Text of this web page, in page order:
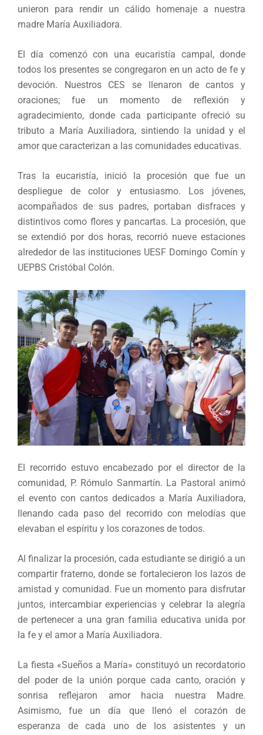
unieron para rendir un cálido homenaje a nuestra
madre María Auxiliadora.
El día comenzó con una eucaristía campal, donde
todos los presentes se congregaron en un acto de fe y
devoción. Nuestros CES se llenaron de cantos y
oraciones; fue un momento de reflexión y
agradecimiento, donde cada participante ofreció su
tributo a María Auxiliadora, sintiendo la unidad y el
amor que caracterizan a las comunidades educativas.
Tras la eucaristía, inició la procesión que fue un
despliegue de color y entusiasmo. Los jóvenes,
acompañados de sus padres, portaban disfraces y
distintivos como flores y pancartas. La procesión, que
se extendió por dos horas, recorrió nueve estaciones
alrededor de las instituciones UESF Domingo Comín y
UEPBS Cristóbal Colón.
El recorrido estuvo encabezado por el director de la
comunidad, P. Rómulo Sanmartín. La Pastoral animó
el evento con cantos dedicados a María Auxiliadora,
llenando cada paso del recorrido con melodías que
elevaban el espíritu y los corazones de todos.
Al finalizar la procesión, cada estudiante se dirigió a un
compartir fraterno, donde se fortalecieron los lazos de
amistad y comunidad. Fue un momento para disfrutar
juntos, intercambiar experiencias y celebrar la alegría
de pertenecer a una gran familia educativa unida por
la fe y el amor a María Auxiliadora.
La fiesta «Sueños a María» constituyó un recordatorio
del poder de la unión porque cada canto, oración y
sonrisa reflejaron amor hacia nuestra Madre.
Asimismo, fue un día que llenó el corazón de
esperanza de cada uno de los asistentes y un